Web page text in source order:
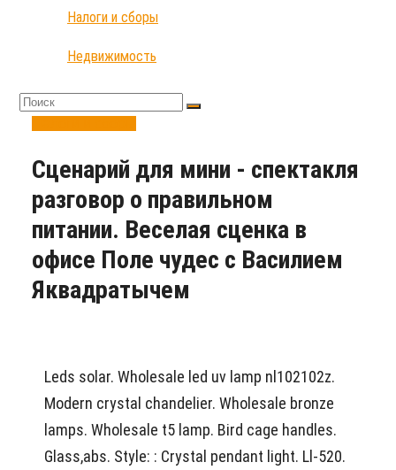
Налоги и сборы
Недвижимость
Сценарий для мини - спектакля
разговор о правильном
питании. Веселая сценка в
офисе Поле чудес с Василием
Яквадратычем
Leds solar. Wholesale led uv lamp nl102102z.
Modern crystal chandelier. Wholesale bronze
lamps. Wholesale t5 lamp. Bird cage handles.
Glass,abs. Style: : Crystal pendant light. Ll-520.